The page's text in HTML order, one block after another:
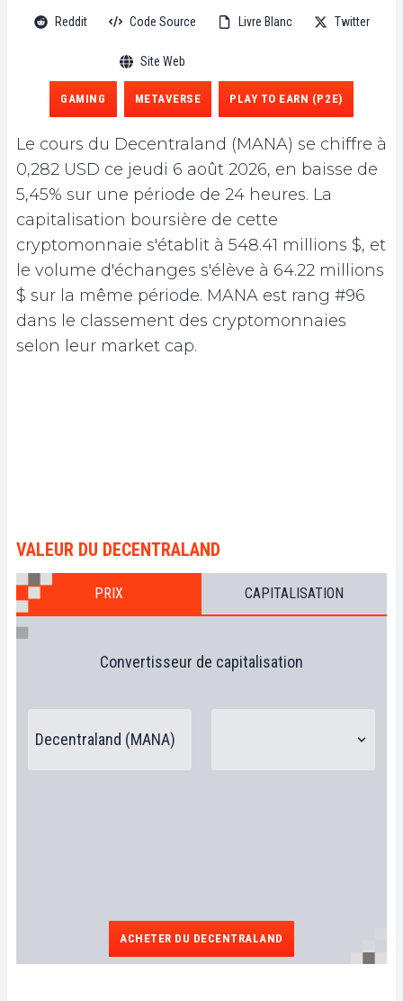
Reddit Code Source Livre Blanc Twitter
Site Web
GAMING METAVERSE PLAY TO EARN (P2E)
Le cours du Decentraland (MANA) se chiffre à
0,282 USD ce jeudi 6 août 2026, en baisse de
5,45% sur une période de 24 heures. La
capitalisation boursière de cette
cryptomonnaie s'établit à 548.41 millions $, et
le volume d'échanges s'élève à 64.22 millions
$ sur la même période. MANA est rang #96
dans le classement des cryptomonnaies
selon leur market cap.
VALEUR DU DECENTRALAND
PRIX CAPITALISATION
Convertisseur de capitalisation
ACHETER DU DECENTRALAND